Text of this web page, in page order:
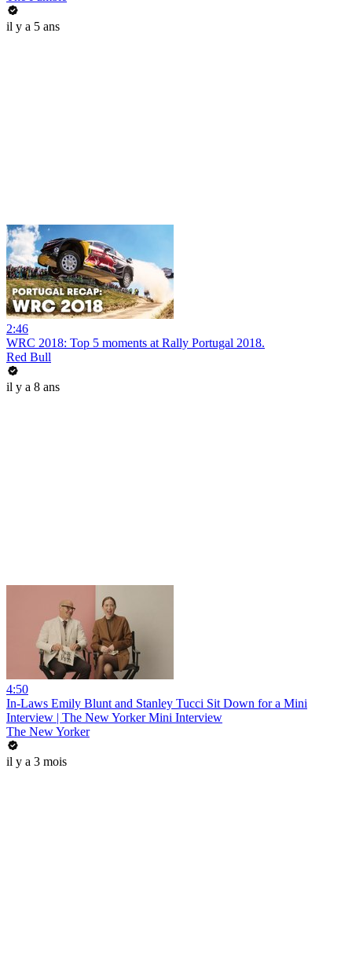
il y a 5 ans
2:46
WRC 2018: Top 5 moments at Rally Portugal 2018.
Red Bull
il y a 8 ans
4:50
In-Laws Emily Blunt and Stanley Tucci Sit Down for a Mini
Interview | The New Yorker Mini Interview
The New Yorker
il y a 3 mois